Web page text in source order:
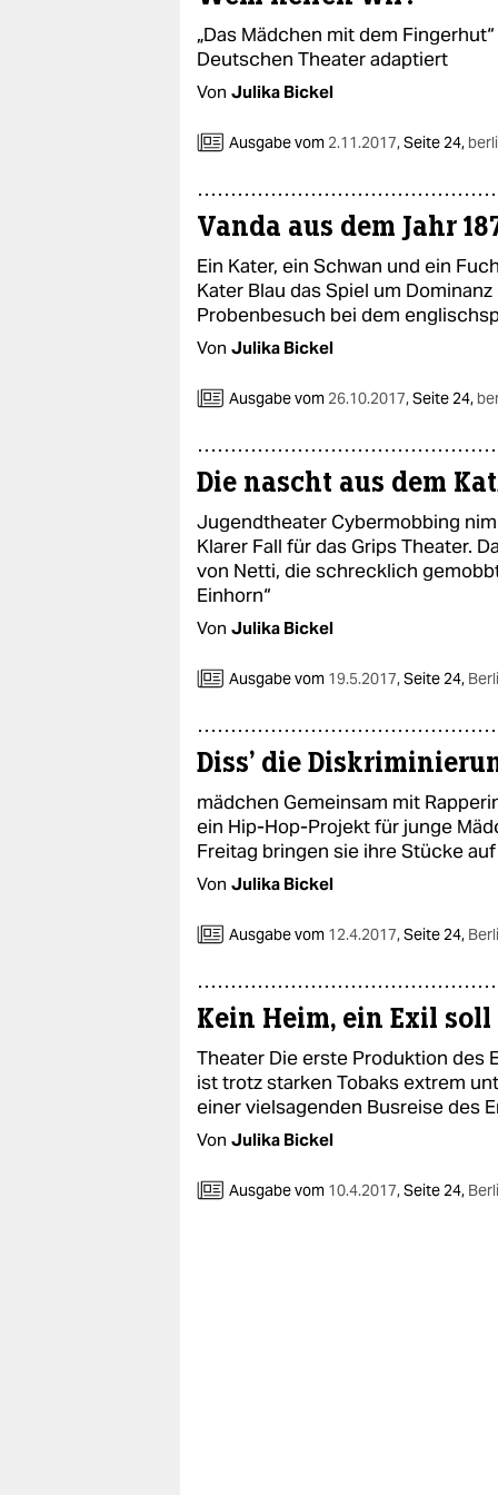
„Das Mädchen mit dem
Deutschen Theater adaptiert
Von Julika Bickel
Ausgabe vom 2.11.2017,Seite 24,
Vanda aus dem Jahr
Ein Kater, ein Schwan und ein
Kater Blau das Spiel um
Probenbesuch bei dem
Von Julika Bickel
Ausgabe vom 26.10.2017,Seite 24,
Die nascht aus dem
Jugendtheater Cybermobbing
Klarer Fall für das Grips Theater.
von Netti, die schrecklich
Einhorn“
Von Julika Bickel
Ausgabe vom 19.5.2017,Seite 24,
Diss' die
mädchen Gemeinsam mit
ein Hip-Hop-Projekt für junge
Freitag bringen sie ihre Stücke
Von Julika Bickel
Ausgabe vom 12.4.2017,Seite 24,
Kein Heim, ein Exil
Theater Die erste Produktion des
ist trotz starken Tobaks extrem
einer vielsagenden Busreise des
Von Julika Bickel
Ausgabe vom 10.4.2017,Seite 24,